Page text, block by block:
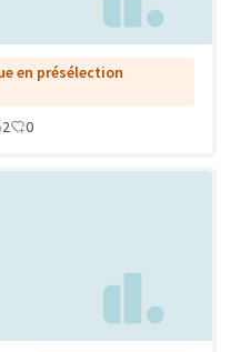
en présélection
2 0